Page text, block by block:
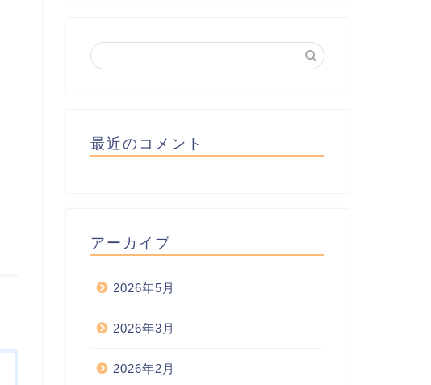
最近のコメント
アーカイブ
2026年5月
2026年3月
2026年2月